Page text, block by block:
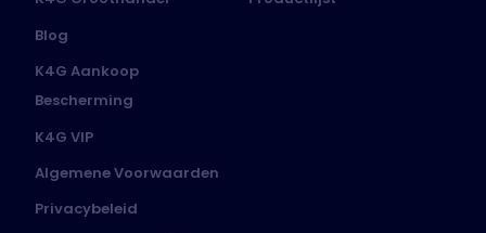
Blog
K4G Aankoop
Bescherming
K4G VIP
Algemene Voorwaarden
Privacybeleid